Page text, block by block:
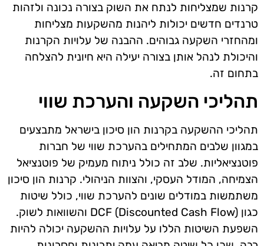
קרנות שמצליחות לנתח את השוק בצורה נכונה ולזהות
טרנדים חדשים יכולות ליהנות מהשקעות מצליחות
ומהחזרי השקעה גבוהים. ההבנה של עלויות הקרנות
והיכולת לנהל אותן בצורה יעילה היא חיונית להצלחה
בתחום זה.
תהליכי השקעה והערכת שווי
תהליכי ההשקעה בקרנות הון סיכון בישראל מתבצעים
במגוון שלבים המתחילים בהערכת שווי של חברות
פוטנציאליות. שלב זה כולל ניתוח מעמיק של פוטנציאל
הצמיחה, המודל העסקי, והצוות הניהולי. קרנות הון סיכון
משתמשות במודלים שונים להערכת שווי, כולל שיטות
כגון DCF (Discounted Cash Flow) והשוואות לשוק.
השפעת השיטות הללו על עלויות ההשקעה יכולה להיות